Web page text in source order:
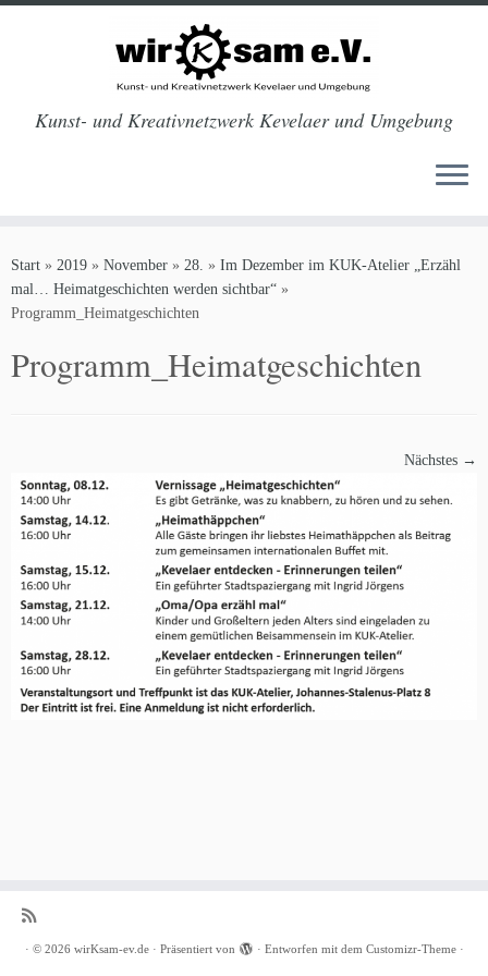
Inhalt
springen
Kunst- und Kreativnetzwerk Kevelaer und Umgebung
Start » 2019 » November » 28. » Im Dezember im KUK-Atelier „Erzähl
mal… Heimatgeschichten werden sichtbar“ »
Programm_Heimatgeschichten
Programm_Heimatgeschichten
Nächstes →
· © 2026 wirKsam-ev.de· Präsentiert von · Entworfen mit dem Customizr-Theme·